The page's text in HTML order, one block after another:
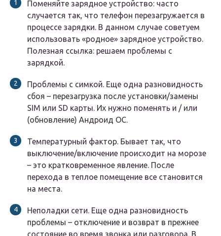
Поменяйте зарядное устройство: часто
случается так, что телефон перезагружается в
процессе зарядки. В данном случае советуем
использовать «родное» зарядное устройство.
Полезная ссылка: решаем проблемы с
зарядкой.
Проблемы с симкой. Еще одна разновидность
сбоя – перезагрузка после установки/замены
SIM или SD карты. Их нужно поменять и / или
(обновление) Андроид ОС.
Температурный фактор. Бывает так, что
выключение/включение происходит на морозе
– это кратковременное явление. После
перехода в теплое помещение все становится
на места.
Неполадки сети. Еще одна разновидность
проблемы – отключение и возврат в прежнее